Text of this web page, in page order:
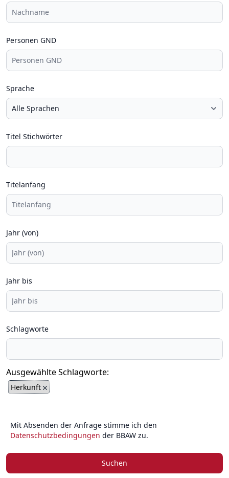
Personen GND
Sprache
Titel Stichwörter
Titelanfang
Jahr (von)
Jahr bis
Schlagworte
Ausgewählte Schlagworte:
Herkunft
Mit Absenden der Anfrage stimme ich den
Datenschutzbedingungen der BBAW zu.
Suchen